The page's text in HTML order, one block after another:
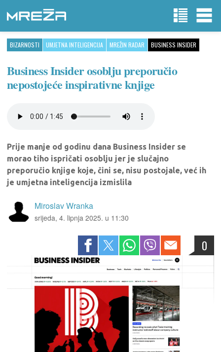
BIZARNOSTI UMJETNA INTELIGENCIJA MREŽIN RADAR BUSINESS INSIDER
Business Insider osoblju preporučio
nepostojeće inspirativne knjige
Prije manje od godinu dana Business Insider se
morao tiho ispričati osoblju jer je slučajno
preporučio knjige koje, čini se, nisu postojale, već ih
je umjetna inteligencija izmislila
Miroslav Wranka
srijeda, 4. lipnja 2025. u 11:30
0